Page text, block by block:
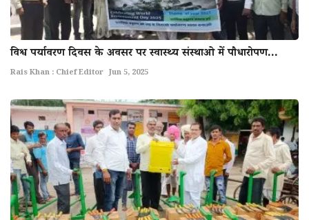
विश्व पर्यावरण दिवस के अवसर पर स्वास्थ्य संस्थाओ में पौधारोपण...
Rais Khan : Chief Editor Jun 5, 2025